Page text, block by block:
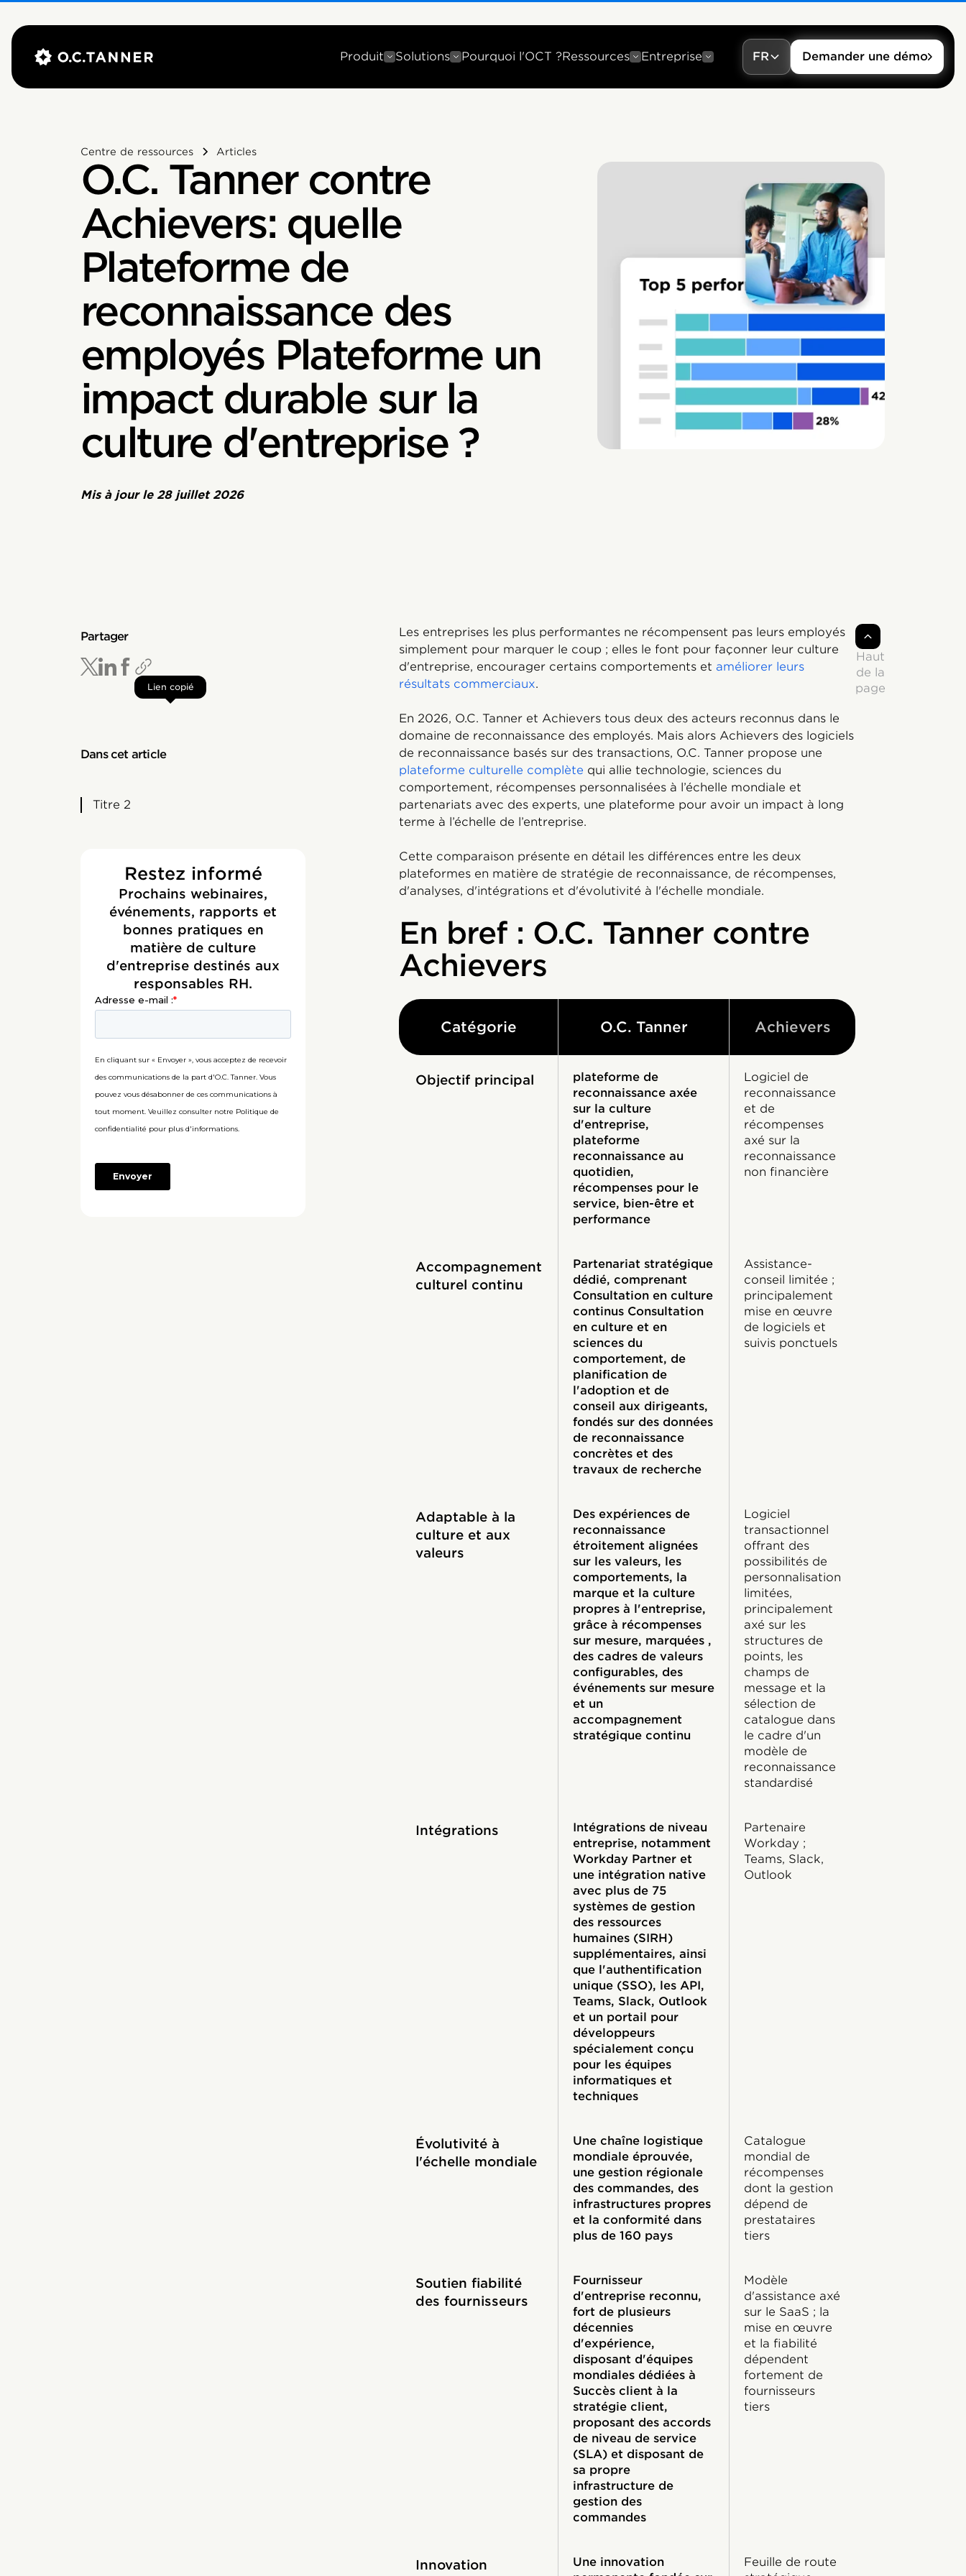
Produit Solutions Pourquoi l'OCT ?Ressources Entreprise FR Demander une démo
Centre de ressources Articles
O.C. Tanner contre
Achievers: quelle
Plateforme de
reconnaissance des
employés Plateforme un
impact durable sur la
culture d'entreprise ?
Mis à jour le 28 juillet 2026
Partager
Lien copié
Dans cet article
Titre 2
Restez informé
Prochains webinaires,
événements, rapports et
bonnes pratiques en
matière de culture
d'entreprise destinés aux
responsables RH.
Les entreprises les plus performantes ne récompensent pas leurs employés
simplement pour marquer le coup ; elles le font pour façonner leur culture
d'entreprise, encourager certains comportements et améliorer leurs
résultats commerciaux.
En 2026, O.C. Tanner et Achievers tous deux des acteurs reconnus dans le
domaine de reconnaissance des employés. Mais alors Achievers des logiciels
de reconnaissance basés sur des transactions, O.C. Tanner propose une
plateforme culturelle complète qui allie technologie, sciences du
comportement, récompenses personnalisées à l’échelle mondiale et
partenariats avec des experts, une plateforme pour avoir un impact à long
terme à l’échelle de l’entreprise.
Cette comparaison présente en détail les différences entre les deux
plateformes en matière de stratégie de reconnaissance, de récompenses,
d'analyses, d'intégrations et d'évolutivité à l'échelle mondiale.
En bref : O.C. Tanner contre
Achievers
Catégorie O.C. Tanner Achievers
Objectif principal
plateforme de
reconnaissance axée
sur la culture
d'entreprise,
plateforme
reconnaissance au
quotidien,
récompenses pour le
service, bien-être et
performance
Logiciel de
reconnaissance
et de
récompenses
axé sur la
reconnaissance
non financière
Accompagnement
culturel continu
Partenariat stratégique
dédié, comprenant
Consultation en culture
continus Consultation
en culture et en
sciences du
comportement, de
planification de
l'adoption et de
conseil aux dirigeants,
fondés sur des données
de reconnaissance
concrètes et des
travaux de recherche
Assistance-
conseil limitée ;
principalement
mise en œuvre
de logiciels et
suivis ponctuels
Adaptable à la
culture et aux
valeurs
Des expériences de
reconnaissance
étroitement alignées
sur les valeurs, les
comportements, la
marque et la culture
propres à l'entreprise,
grâce à récompenses
sur mesure, marquées ,
des cadres de valeurs
configurables, des
événements sur mesure
et un
accompagnement
stratégique continu
Logiciel
transactionnel
offrant des
possibilités de
personnalisation
limitées,
principalement
axé sur les
structures de
points, les
champs de
message et la
sélection de
catalogue dans
le cadre d'un
modèle de
reconnaissance
standardisé
Intégrations
Intégrations de niveau
entreprise, notamment
Workday Partner et
une intégration native
avec plus de 75
systèmes de gestion
des ressources
humaines (SIRH)
supplémentaires, ainsi
que l'authentification
unique (SSO), les API,
Teams, Slack, Outlook
et un portail pour
développeurs
spécialement conçu
pour les équipes
informatiques et
techniques
Partenaire
Workday ;
Teams, Slack,
Outlook
Évolutivité à
l'échelle mondiale
Une chaîne logistique
mondiale éprouvée,
une gestion régionale
des commandes, des
infrastructures propres
et la conformité dans
plus de 160 pays
Catalogue
mondial de
récompenses
dont la gestion
dépend de
prestataires
tiers
Soutien fiabilité
des fournisseurs
Fournisseur
d'entreprise reconnu,
fort de plusieurs
décennies
d'expérience,
disposant d'équipes
mondiales dédiées à
Succès client à la
stratégie client,
proposant des accords
de niveau de service
(SLA) et disposant de
sa propre
infrastructure de
gestion des
commandes
Modèle
d'assistance axé
sur le SaaS ; la
mise en œuvre
et la fiabilité
dépendent
fortement de
fournisseurs
tiers
Innovation
Une innovation
Feuille de route
Haut
de la
page